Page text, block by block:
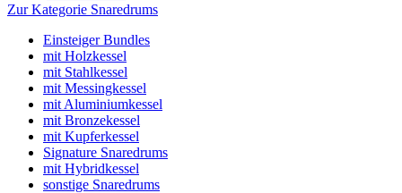
Zur Kategorie Snaredrums
Einsteiger Bundles
mit Holzkessel
mit Stahlkessel
mit Messingkessel
mit Aluminiumkessel
mit Bronzekessel
mit Kupferkessel
Signature Snaredrums
mit Hybridkessel
sonstige Snaredrums